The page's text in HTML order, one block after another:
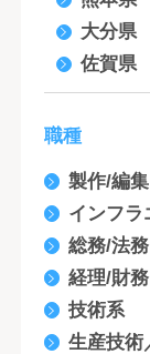
大分県
佐賀県
職種
製作/編
インフラ
総務/法務
経理/財務
技術系
生産技術